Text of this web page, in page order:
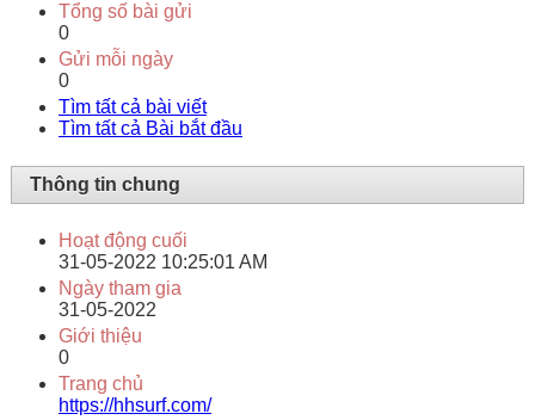
Tổng số bài gửi
0
Gửi mỗi ngày
0
Tìm tất cả bài viết
Tìm tất cả Bài bắt đầu
Thông tin chung
Hoạt động cuối
31-05-2022 10:25:01 AM
Ngày tham gia
31-05-2022
Giới thiệu
0
Trang chủ
https://hhsurf.com/